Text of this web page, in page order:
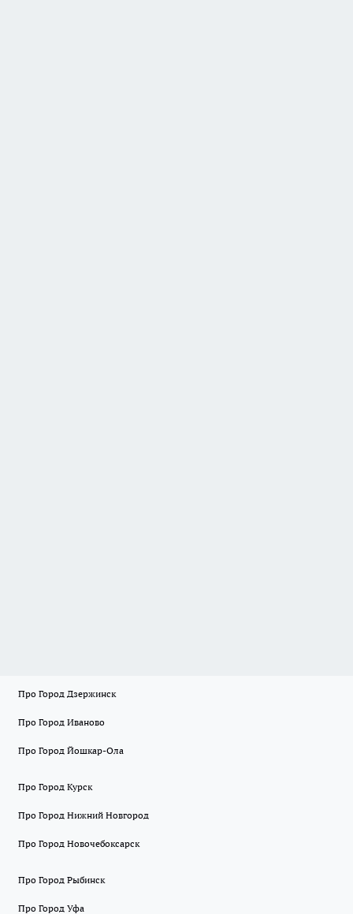
Про Город Дзержинск
Про Город Иваново
Про Город Йошкар-Ола
Про Город Курск
Про Город Нижний Новгород
Про Город Новочебоксарск
Про Город Рыбинск
Про Город Уфа